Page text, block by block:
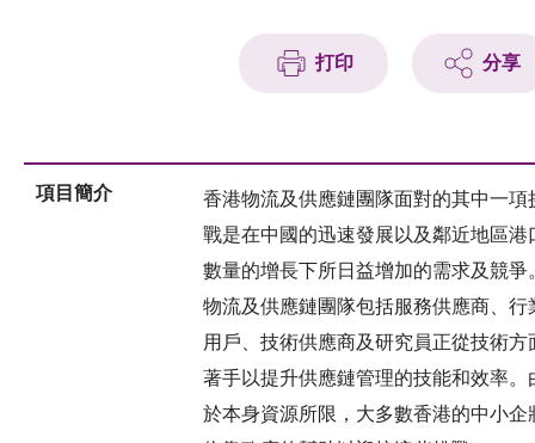
打印 分享
項目簡介
香港物流及供應鏈團隊面對的其中一項
戰是在中國的迅速發展以及鄰近地區港
數量的增長下所日益增加的需求及競爭
物流及供應鏈團隊包括服務供應商、行
用戶、技術供應商及研究員正從技術方
著手以提升供應鏈管理的技能和效率。
於本身資源所限，大多數香港的中小企